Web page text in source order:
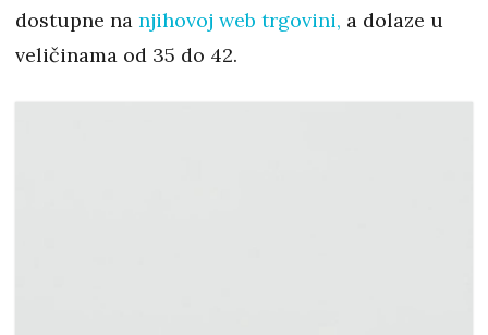
dostupne na njihovoj web trgovini, a dolaze u
veličinama od 35 do 42.